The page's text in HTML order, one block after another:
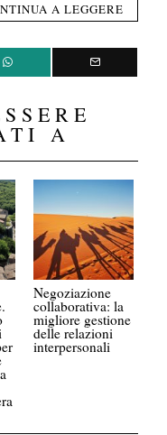
A LEGGERE
A
Negoziazione
collaborativa: la
migliore gestione
delle relazioni
interpersonali